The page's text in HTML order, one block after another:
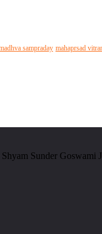
sampraday mahaprsad
Sunder